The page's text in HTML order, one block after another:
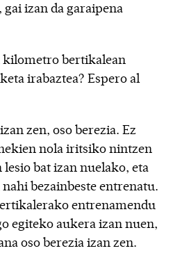
izan da garaipena
kilometro bertikalean
irabaztea? Espero al
zen, oso berezia. Ez
nola iritsiko nintzen
bat izan nuelako, eta
bezainbeste entrenatu.
entrenamendu
egiteko aukera izan nuen,
oso berezia izan zen.